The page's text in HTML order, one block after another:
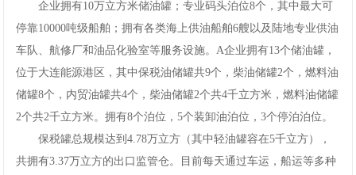
企业拥有10万立方米储油罐；专业码头泊位8个，其中最大可
停靠10000吨级船舶；拥有各类海上供油船舶6艘以及陆地专业供油
车队、航修厂和油品化验室等服务设施。A企业拥有13个储油罐，
位于大连能源港区，其中保税油储罐共9个，柴油储罐2个，燃料油
储罐8个，内贸油罐共4个，柴油储罐2个共4千立方米，燃料油储罐
2个共2千立方米。拥有8个泊位，5个装卸油泊位，3个停泊泊位。
保税罐总规模达到4.78万立方（其中轻油罐容在5千立方），
共拥有3.37万立方的出口监管仓。目前每天通过车运，船运等多种